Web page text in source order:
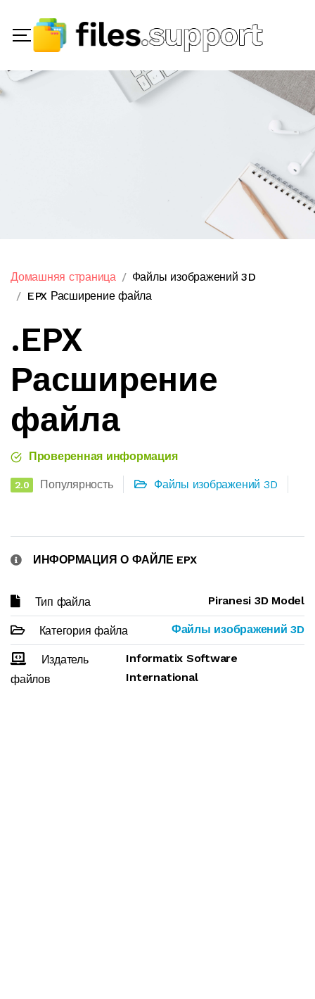
Домашняя страница
Файлы изображений 3D
EPX Расширение файла
.EPX
Расширение
файла
Проверенная информация
2.0 Популярность Файлы изображений 3D
ИНФОРМАЦИЯ О ФАЙЛЕ EPX
Тип файла Piranesi 3D Model
Категория файла Файлы изображений 3D
Издатель
файлов
Informatix Software
International